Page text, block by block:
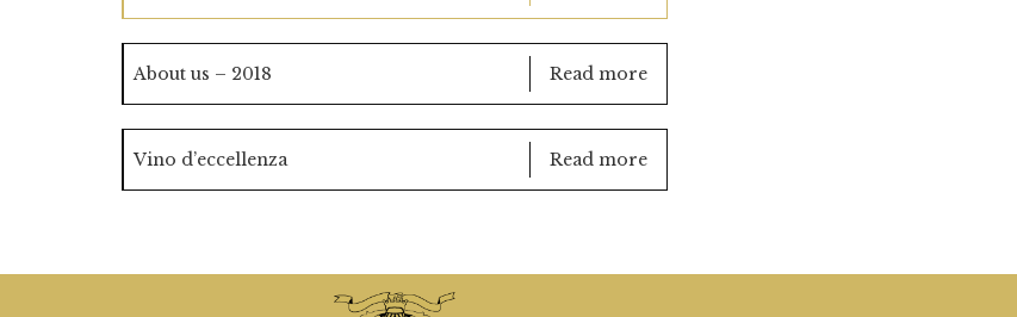
About us – 2018 Read more
Vino d’eccellenza Read more